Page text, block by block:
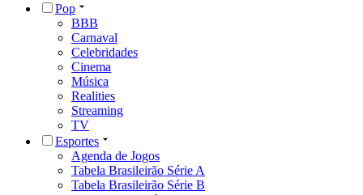
Pop
BBB
Carnaval
Celebridades
Cinema
Música
Realities
Streaming
TV
Esportes
Agenda de Jogos
Tabela Brasileirão Série A
Tabela Brasileirão Série B